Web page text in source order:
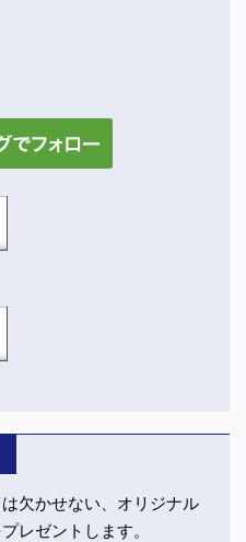
欠かせない、オリジナル
レゼントします。